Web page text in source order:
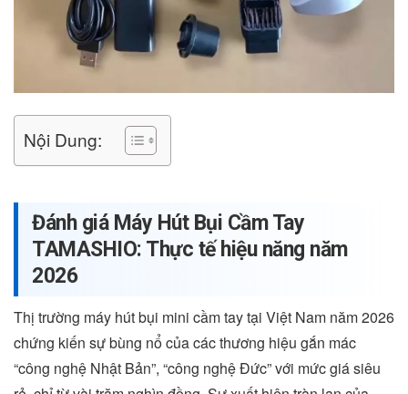
Nội Dung:
Đánh giá Máy Hút Bụi Cầm Tay
TAMASHIO: Thực tế hiệu năng năm
2026
Thị trường máy hút bụi mini cầm tay tại Việt Nam năm 2026
chứng kiến sự bùng nổ của các thương hiệu gắn mác
“công nghệ Nhật Bản”, “công nghệ Đức” với mức giá siêu